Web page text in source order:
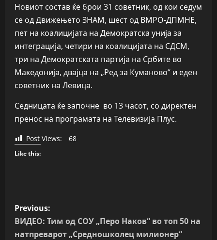
Новиот состав ќе брои 31 советник, од кои седум
се од Движењето ЗНАМ, шест од ВМРО-ДПМНЕ,
пет на коалицијата на Демократска унија за
интеграција, четири на коалицијата на СДСМ,
три на Демократската партија на Србите во
Македонија, двајца на „Ред за Куманово“ и еден
советник на Левица.
Седницата ќе започне во 13 часот, со директен
пренос на програмата на Телевизија Плус.
Post Views: 68
Like this:
P
o
Previous:
ВИДЕО: Тим од СОУ „Перо Наков“ во топ 50 на
натпреварот „Средношколец милионер“